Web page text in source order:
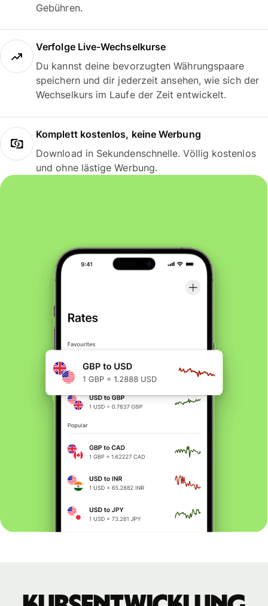
Gebühren.
Verfolge Live-Wechselkurse
Du kannst deine bevorzugten Währungspaare
speichern und dir jederzeit ansehen, wie sich der
Wechselkurs im Laufe der Zeit entwickelt.
Komplett kostenlos, keine Werbung
Download in Sekundenschnelle. Völlig kostenlos
und ohne lästige Werbung.